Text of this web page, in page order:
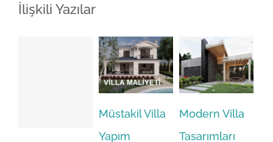
İlişkili Yazılar
Modern Villa
Tasarımları